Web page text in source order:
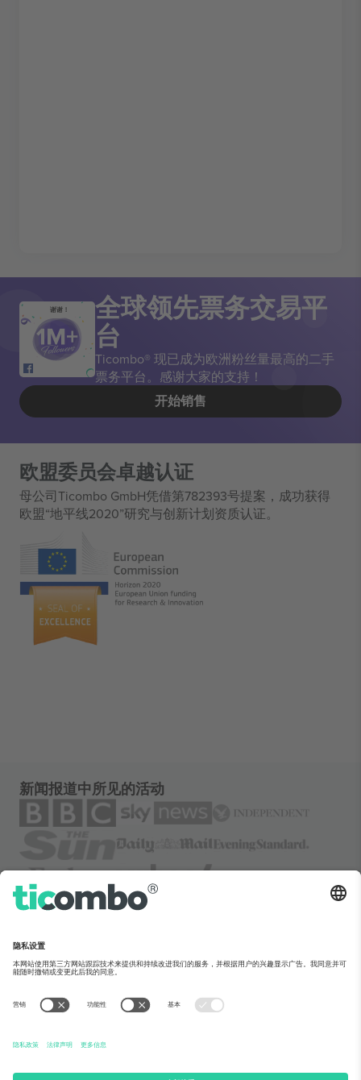
谢谢！ 全球领先票务交易平
台
Ticombo® 现已成为欧洲粉丝量最高的二手
票务平台。感谢大家的支持！
开始销售
欧盟委员会卓越认证
母公司Ticombo GmbH凭借第782393号提案，成功获得
欧盟“地平线2020”研究与创新计划资质认证。
新闻报道中所见的活动
关于Ticombo
团队介绍
TixProtect保障计划
服务条款
常见问题
运作方式